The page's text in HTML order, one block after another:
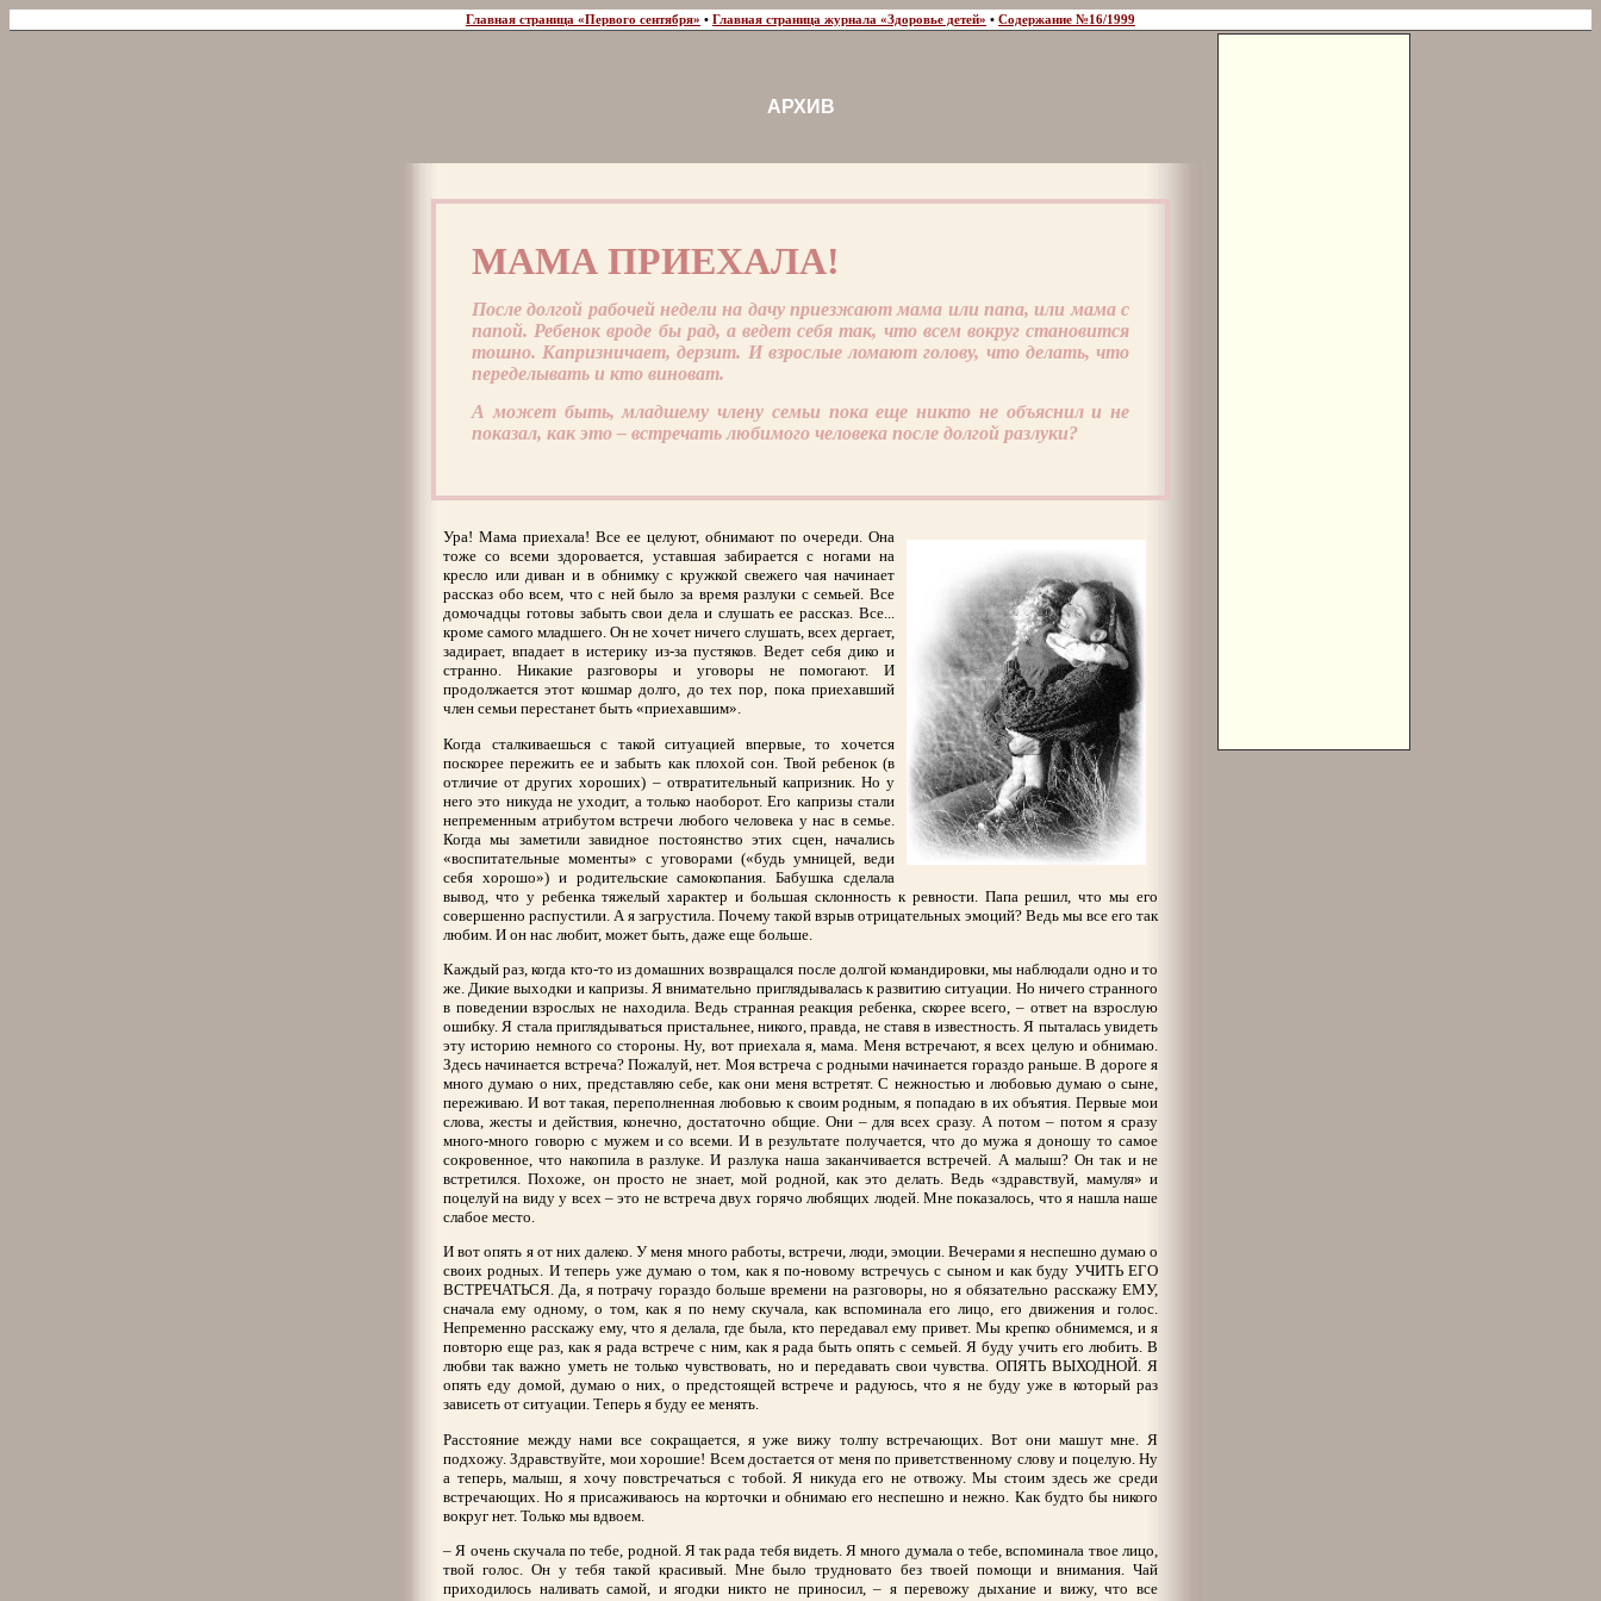
Главная страница «Первого сентября» • Главная страница журнала «Здоровье детей» • Содержание №16/1999
АРХИВ
МАМА ПРИЕХАЛА!
После долгой рабочей недели на дачу приезжают мама или папа, или мама с
папой. Ребенок вроде бы рад, а ведет себя так, что всем вокруг становится
тошно. Капризничает, дерзит. И взрослые ломают голову, что делать, что
переделывать и кто виноват.
А может быть, младшему члену семьи пока еще никто не объяснил и не
показал, как это – встречать любимого человека после долгой разлуки?
Ура! Мама приехала! Все ее целуют, обнимают по очереди. Она
тоже со всеми здоровается, уставшая забирается с ногами на
кресло или диван и в обнимку с кружкой свежего чая начинает
рассказ обо всем, что с ней было за время разлуки с семьей. Все
домочадцы готовы забыть свои дела и слушать ее рассказ. Все...
кроме самого младшего. Он не хочет ничего слушать, всех дергает,
задирает, впадает в истерику из-за пустяков. Ведет себя дико и
странно. Никакие разговоры и уговоры не помогают. И
продолжается этот кошмар долго, до тех пор, пока приехавший
член семьи перестанет быть «приехавшим».
Когда сталкиваешься с такой ситуацией впервые, то хочется
поскорее пережить ее и забыть как плохой сон. Твой ребенок (в
отличие от других хороших) – отвратительный капризник. Но у
него это никуда не уходит, а только наоборот. Его капризы стали
непременным атрибутом встречи любого человека у нас в семье.
Когда мы заметили завидное постоянство этих сцен, начались
«воспитательные моменты» с уговорами («будь умницей, веди
себя хорошо») и родительские самокопания. Бабушка сделала
вывод, что у ребенка тяжелый характер и большая склонность к ревности. Папа решил, что мы его
совершенно распустили. А я загрустила. Почему такой взрыв отрицательных эмоций? Ведь мы все его так
любим. И он нас любит, может быть, даже еще больше.
Каждый раз, когда кто-то из домашних возвращался после долгой командировки, мы наблюдали одно и то
же. Дикие выходки и капризы. Я внимательно приглядывалась к развитию ситуации. Но ничего странного
в поведении взрослых не находила. Ведь странная реакция ребенка, скорее всего, – ответ на взрослую
ошибку. Я стала приглядываться пристальнее, никого, правда, не ставя в известность. Я пыталась увидеть
эту историю немного со стороны. Ну, вот приехала я, мама. Меня встречают, я всех целую и обнимаю.
Здесь начинается встреча? Пожалуй, нет. Моя встреча с родными начинается гораздо раньше. В дороге я
много думаю о них, представляю себе, как они меня встретят. С нежностью и любовью думаю о сыне,
переживаю. И вот такая, переполненная любовью к своим родным, я попадаю в их объятия. Первые мои
слова, жесты и действия, конечно, достаточно общие. Они – для всех сразу. А потом – потом я сразу
много-много говорю с мужем и со всеми. И в результате получается, что до мужа я доношу то самое
сокровенное, что накопила в разлуке. И разлука наша заканчивается встречей. А малыш? Он так и не
встретился. Похоже, он просто не знает, мой родной, как это делать. Ведь «здравствуй, мамуля» и
поцелуй на виду у всех – это не встреча двух горячо любящих людей. Мне показалось, что я нашла наше
слабое место.
И вот опять я от них далеко. У меня много работы, встречи, люди, эмоции. Вечерами я неспешно думаю о
своих родных. И теперь уже думаю о том, как я по-новому встречусь с сыном и как буду УЧИТЬ ЕГО
ВСТРЕЧАТЬСЯ. Да, я потрачу гораздо больше времени на разговоры, но я обязательно расскажу ЕМУ,
сначала ему одному, о том, как я по нему скучала, как вспоминала его лицо, его движения и голос.
Непременно расскажу ему, что я делала, где была, кто передавал ему привет. Мы крепко обнимемся, и я
повторю еще раз, как я рада встрече с ним, как я рада быть опять с семьей. Я буду учить его любить. В
любви так важно уметь не только чувствовать, но и передавать свои чувства. ОПЯТЬ ВЫХОДНОЙ. Я
опять еду домой, думаю о них, о предстоящей встрече и радуюсь, что я не буду уже в который раз
зависеть от ситуации. Теперь я буду ее менять.
Расстояние между нами все сокращается, я уже вижу толпу встречающих. Вот они машут мне. Я
подхожу. Здравствуйте, мои хорошие! Всем достается от меня по приветственному слову и поцелую. Ну
а теперь, малыш, я хочу повстречаться с тобой. Я никуда его не отвожу. Мы стоим здесь же среди
встречающих. Но я присаживаюсь на корточки и обнимаю его неспешно и нежно. Как будто бы никого
вокруг нет. Только мы вдвоем.
– Я очень скучала по тебе, родной. Я так рада тебя видеть. Я много думала о тебе, вспоминала твое лицо,
твой голос. Он у тебя такой красивый. Мне было трудновато без твоей помощи и внимания. Чай
приходилось наливать самой, и ягодки никто не приносил, – я перевожу дыхание и вижу, что все